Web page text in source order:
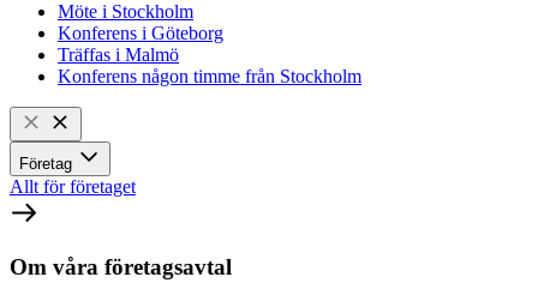
Möte i Stockholm
Konferens i Göteborg
Träffas i Malmö
Konferens någon timme från Stockholm
Företag
Allt för företaget
Om våra företagsavtal